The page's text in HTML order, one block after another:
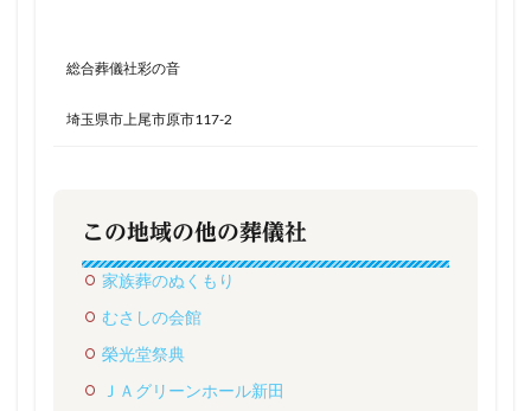
総合葬儀社彩の音
埼玉県市上尾市原市117-2
この地域の他の葬儀社
家族葬のぬくもり
むさしの会館
榮光堂祭典
ＪＡグリーンホール新田